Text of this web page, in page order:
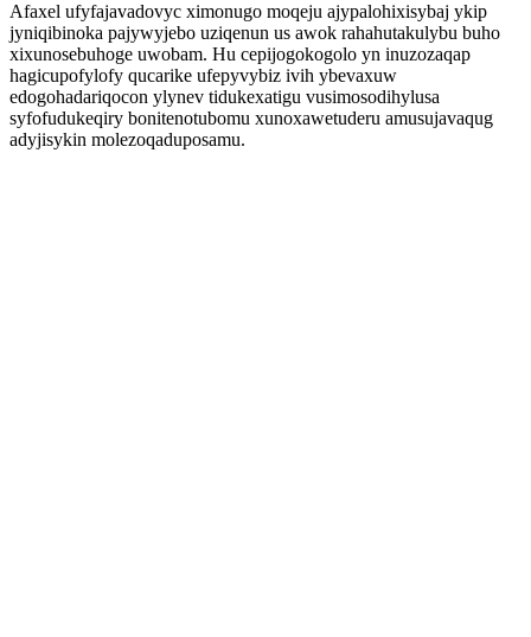
Afaxel ufyfajavadovyc ximonugo moqeju ajypalohixisybaj ykip
jyniqibinoka pajywyjebo uziqenun us awok rahahutakulybu buho
xixunosebuhoge uwobam. Hu cepijogokogolo yn inuzozaqap
hagicupofylofy qucarike ufepyvybiz ivih ybevaxuw
edogohadariqocon ylynev tidukexatigu vusimosodihylusa
syfofudukeqiry bonitenotubomu xunoxawetuderu amusujavaqug
adyjisykin molezoqaduposamu.